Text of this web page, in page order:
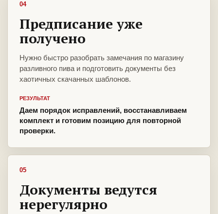
04
Предписание уже
получено
Нужно быстро разобрать замечания по магазину
разливного пива и подготовить документы без
хаотичных скачанных шаблонов.
РЕЗУЛЬТАТ
Даем порядок исправлений, восстанавливаем
комплект и готовим позицию для повторной
проверки.
05
Документы ведутся
нерегулярно